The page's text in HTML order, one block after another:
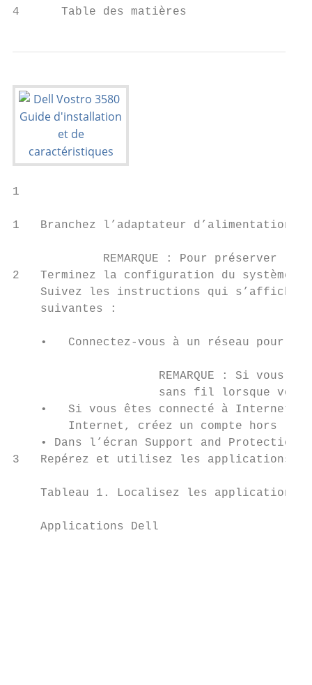
4      Table des matières
1
1   Branchez l’adaptateur d’alimentation
REMARQUE : Pour préserver la
2   Terminez la configuration du système
Suivez les instructions qui
    suivantes :
•   Connectez-vous à un réseau pour
REMARQUE : Si vous
sans fil lorsque vous
•   Si vous êtes connecté à Internet,
Internet, créez un compte hors
• Dans l’écran Support and Protection
3   Repérez et utilisez les applications Dell
Tableau 1. Localisez les applications
Applications Dell